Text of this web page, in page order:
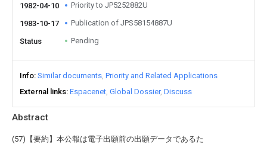
Abstract
(57)【要約】本公報は電子出願前の出願データであるた
1982-04-10 Priority to JP5252882U
1983-10-17 Publication of JPS58154887U
Status Pending
Info Similar documents Priority and Related Applications
External links Espacenet Global Dossier Discuss